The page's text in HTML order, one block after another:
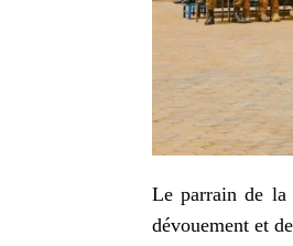
Le parrain de la
dévouement et